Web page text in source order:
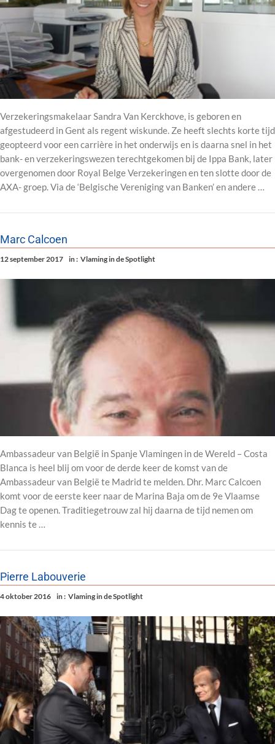
Verzekeringsmakelaar Sandra Van Kerckhove, is geboren en
afgestudeerd in Gent als regent wiskunde. Ze heeft slechts korte tijd
geopteerd voor een carrière in het onderwijs en is daarna snel in het
bank- en verzekeringswezen terechtgekomen bij de Ippa Bank, later
overgenomen door Royal Belge Verzekeringen en ten slotte door de
AXA- groep. Via de ‘Belgische Vereniging van Banken’ en andere …
Marc Calcoen
12 september 2017 in : Vlaming in de Spotlight
Ambassadeur van België in Spanje Vlamingen in de Wereld – Costa
Blanca is heel blij om voor de derde keer de komst van de
Ambassadeur van België te Madrid te melden. Dhr. Marc Calcoen
komt voor de eerste keer naar de Marina Baja om de 9e Vlaamse
Dag te openen. Traditiegetrouw zal hij daarna de tijd nemen om
kennis te …
Pierre Labouverie
4 oktober 2016 in : Vlaming in de Spotlight